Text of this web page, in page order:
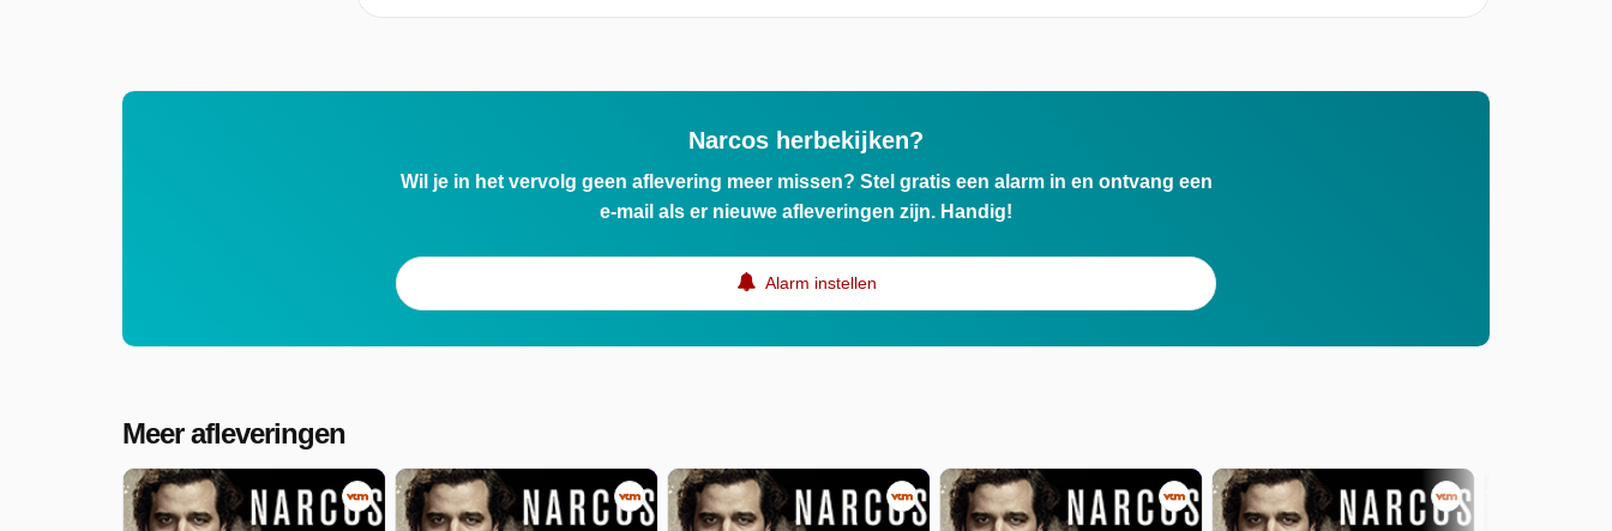
Narcos herbekijken?
Wil je in het vervolg geen aflevering meer missen? Stel gratis een alarm in en ontvang een
e-mail als er nieuwe afleveringen zijn. Handig!
Alarm instellen
Meer afleveringen